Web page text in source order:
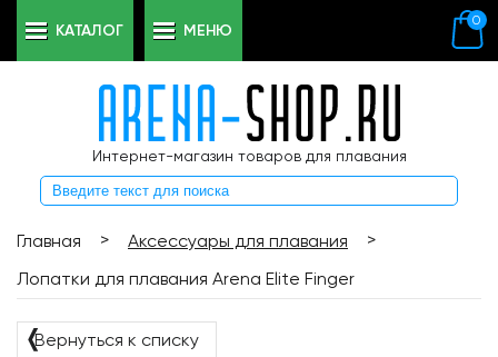
Интернет-магазин товаров для плавания
0
КАТАЛОГ МЕНЮ
Главная > Аксессуары для плавания
>
Лопатки для плавания Arena Elite Finger
❬Вернуться к списку